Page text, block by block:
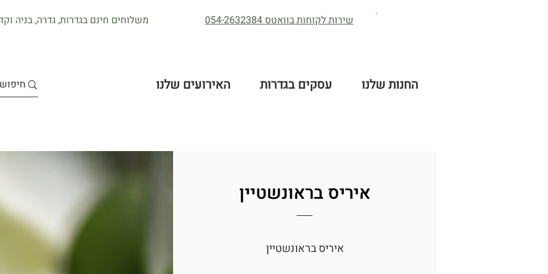
משלוחים חינם בגדרות, גדרה, בניה שירות לקוחות בוואטס 054-2632384
החנות שלנו עסקים בגדרות האירועים שלנו
איריס בראונשטיין
איריס בראונשטיין